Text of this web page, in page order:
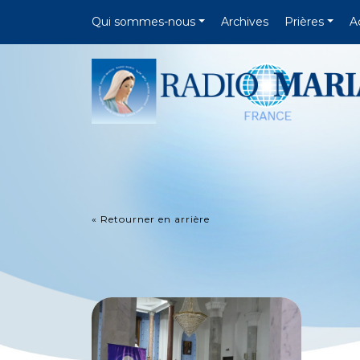
Qui sommes-nous Archives Prières
« Retourner en arrière